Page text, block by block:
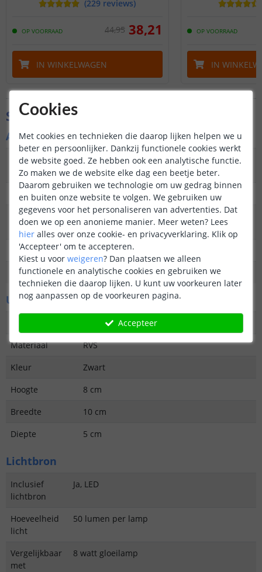
(229 reviews)
OP VOORRAAD 44,95 38,21
IN WINKELWAGEN
OP VOORRAAD
IN
Specificaties
Algemene kenmerken
Type
buitenverlichting
Wandlamp
Functie
Functioneel en decoratief
Aantal lampen in
set
3
IP waarde
IP44 (geschikt voor buiten)
Garantie
2 jaar
Uiterlijke kenmerken
Modern
Materiaal
RVS
Kleur
Zwart
Hoogte
8 cm
Breedte
10 cm
Diepte
5 cm
Lichtbron
Inclusief
lichtbron
Ja, LED
Hoeveelheid
licht
50 lumen per lamp
Vergelijkbaar
met
8 watt gloeilamp
Cookies
Met cookies en technieken die daarop lijken helpen we u
beter en persoonlijker. Dankzij functionele cookies werkt
de website goed. Ze hebben ook een analytische functie.
Zo maken we de website elke dag een beetje beter.
Daarom gebruiken we technologie om uw gedrag binnen
en buiten onze website te volgen. We gebruiken uw
gegevens voor het personaliseren van advertenties. Dat
doen we op een anonieme manier. Meer weten? Lees
hier alles over onze cookie- en privacyverklaring. Klik op
'Accepteer' om te accepteren.
Kiest u voor weigeren? Dan plaatsen we alleen
functionele en analytische cookies en gebruiken we
technieken die daarop lijken. U kunt uw voorkeuren later
nog aanpassen op de voorkeuren pagina.
Accepteer